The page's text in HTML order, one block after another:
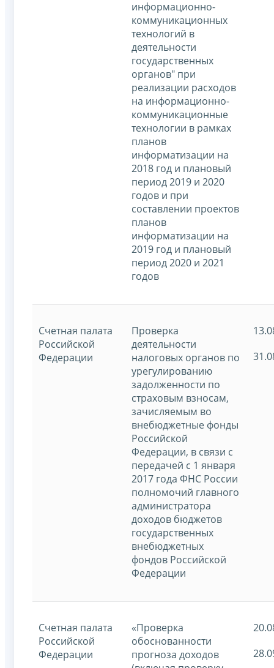
информационно-
коммуникационных
технологий в
деятельности
государственных
органов" при
реализации расходов
на информационно-
коммуникационные
технологии в рамках
планов
информатизации на
2018 год и плановый
период 2019 и 2020
годов и при
составлении проектов
планов
информатизации на
2019 год и плановый
период 2020 и 2021
годов
Счетная палата
Российской
Федерации
Проверка
деятельности
налоговых органов по
урегулированию
задолженности по
страховым взносам,
зачисляемым во
внебюджетные фонды
Российской
Федерации, в связи с
передачей с 1 января
2017 года ФНС России
полномочий главного
администратора
доходов бюджетов
государственных
внебюджетных
фондов Российской
Федерации
Счетная палата
Российской
Федерации
«Проверка
обоснованности
прогноза доходов